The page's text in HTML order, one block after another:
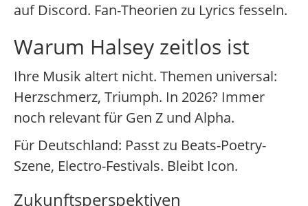
auf Discord. Fan-Theorien zu Lyrics fesseln.
Warum Halsey zeitlos ist
Ihre Musik altert nicht. Themen universal:
Herzschmerz, Triumph. In 2026? Immer
noch relevant für Gen Z und Alpha.
Für Deutschland: Passt zu Beats-Poetry-
Szene, Electro-Festivals. Bleibt Icon.
Zukunftsperspektiven